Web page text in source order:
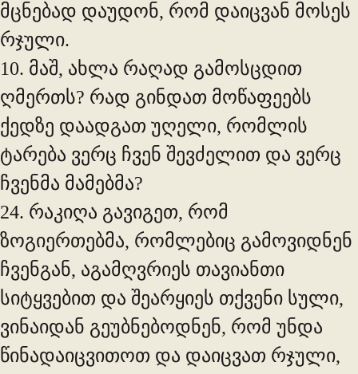
მცნებად დაუდონ, რომ დაიცვან მოსეს
რჯული.
10. მაშ, ახლა რაღად გამოსცდით
ღმერთს? რად გინდათ მოწაფეებს
ქედზე დაადგათ უღელი, რომლის
ტარება ვერც ჩვენ შევძელით და ვერც
ჩვენმა მამებმა?
24. რაკიღა გავიგეთ, რომ
ზოგიერთებმა, რომლებიც გამოვიდნენ
ჩვენგან, აგამღვრიეს თავიანთი
სიტყვებით და შეარყიეს თქვენი სული,
ვინაიდან გეუბნებოდნენ, რომ უნდა
წინადაიცვითოთ და დაიცვათ რჯული,